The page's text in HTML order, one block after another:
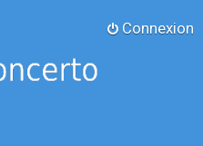
Connexion